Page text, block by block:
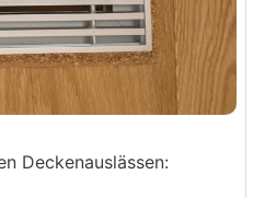
Deckenauslässen: